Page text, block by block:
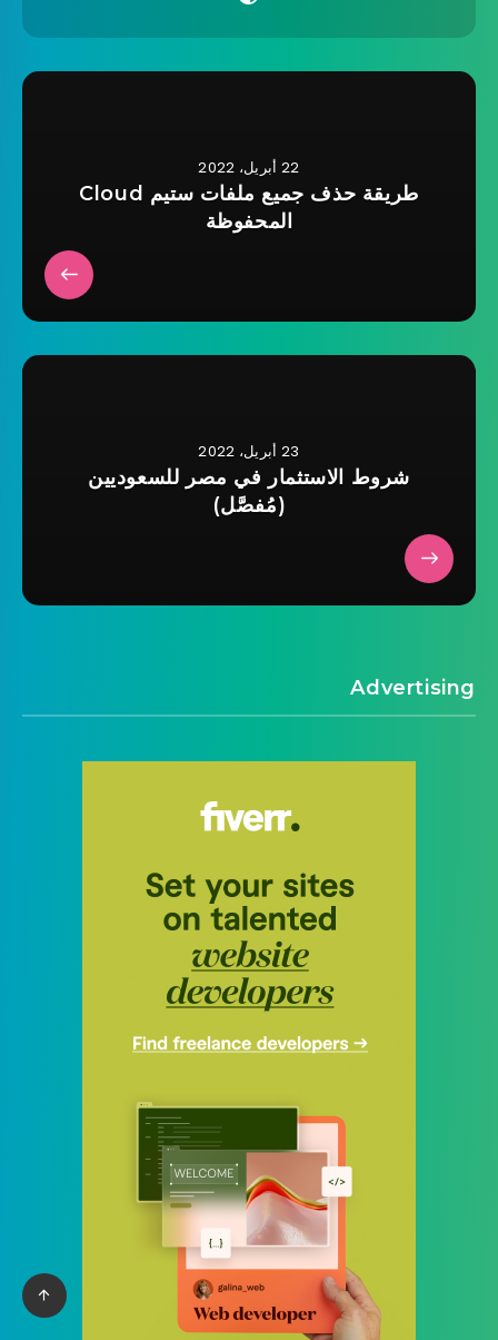
22 أبريل، 2022
طريقة حذف جميع ملفات ستيم Cloud
المحفوظة
23 أبريل، 2022
شروط الاستثمار في مصر للسعوديين
(مُفصَّل)
Advertising